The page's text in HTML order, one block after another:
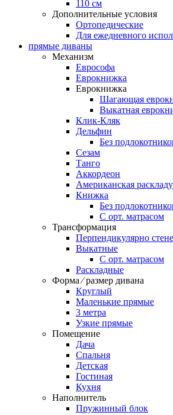
110 см
Дополнительные условия
Ортопедические
Для ежедневного
прямые диваны
Механизм
Еврософа
Еврокнижка
Еврокнижка
Шагающая
Выкатная
Клик-Кляк
Дельфин
Без
Сезам
Танго
Аккордеон
Американская
Книжка
Без
С орт. матрасом
Трансформация
Перпендикулярно стене
Выкатные
С орт. матрасом
Раскладные
Форма ⁄ размер дивана
Круглый
Маленькие прямые
3 метра
Узкие прямые
Помещение
Дача
Спальня
Детская
Гостиная
Кухня
Наполнитель
Пружинный блок